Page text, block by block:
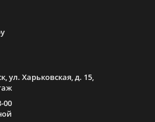
ул. Харьковская, д. 15,
00